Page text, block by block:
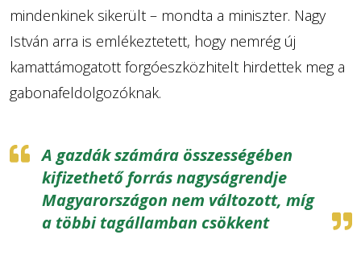
mindenkinek sikerült – mondta a miniszter. Nagy
István arra is emlékeztetett, hogy nemrég új
kamattámogatott forgóeszközhitelt hirdettek meg a
gabonafeldolgozóknak.
A gazdák számára összességében
kifizethető forrás nagyságrendje
Magyarországon nem változott, míg
a többi tagállamban csökkent